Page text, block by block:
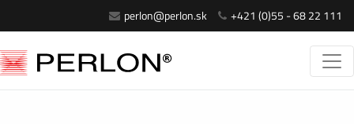
perlon@perlon.sk +421 (0)55 - 68 22 111